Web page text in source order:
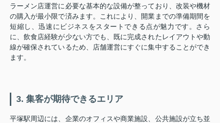
ラーメン店運営に必要な基本的な設備が整っており、改装や機材
の購入が最小限で済みます。これにより、開業までの準備期間を
短縮し、迅速にビジネスをスタートできる点が魅力です。さら
に、飲食店経験が少ない方でも、既に完成されたレイアウトや動
線が確保されているため、店舗運営にすぐに集中することができ
ます。
3. 集客が期待できるエリア
平塚駅周辺には、企業のオフィスや商業施設、公共施設が立ち並